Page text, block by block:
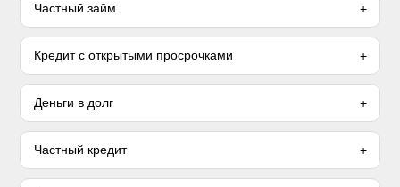
Частный займ
Кредит с открытыми просрочками
Деньги в долг
Частный кредит